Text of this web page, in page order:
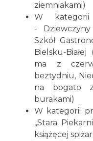
ziemniakami)
W kategorii
-
Szkół
Bielsku-
ma z
beztydniu,
na bogato
burakami)
W kategorii
„Stara
książęcej